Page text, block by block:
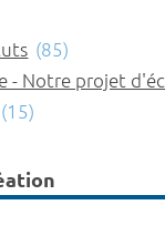
(85)
- Notre projet
(15)